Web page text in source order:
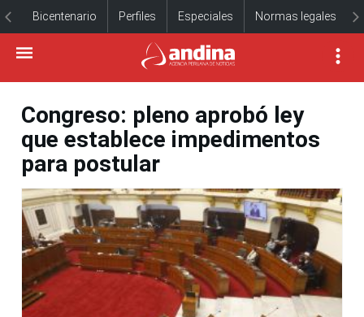
Bicentenario Perfiles Especiales Normas legales
Congreso: pleno aprobó ley
que establece impedimentos
para postular